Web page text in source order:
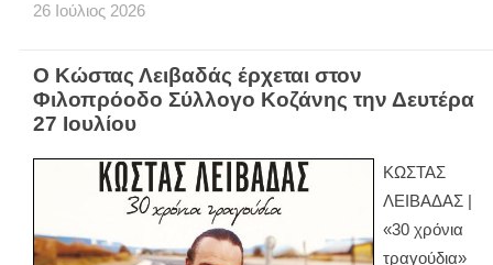
26 Ιούλιος 2026
Ο Κώστας Λειβαδάς έρχεται στον
Φιλοπρόοδο Σύλλογο Κοζάνης την Δευτέρα
27 Ιουλίου
ΚΩΣΤΑΣ
ΛΕΙΒΑΔΑΣ |
«30 χρόνια
τραγούδια»